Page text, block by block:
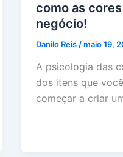
como as
negócio!
Danilo Reis /maio 19,
A psicologia das
dos itens que
começar a criar